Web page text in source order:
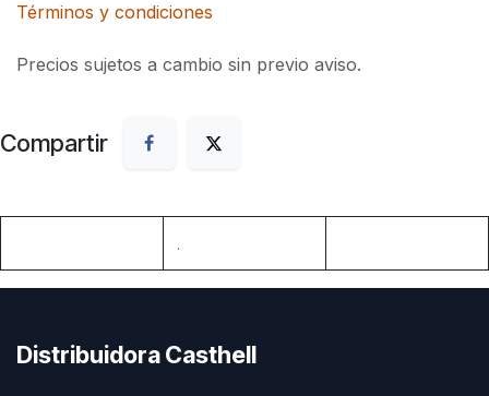
Términos y condiciones
Precios sujetos a cambio sin previo aviso.
Compartir
.
Distribuidora Casthell